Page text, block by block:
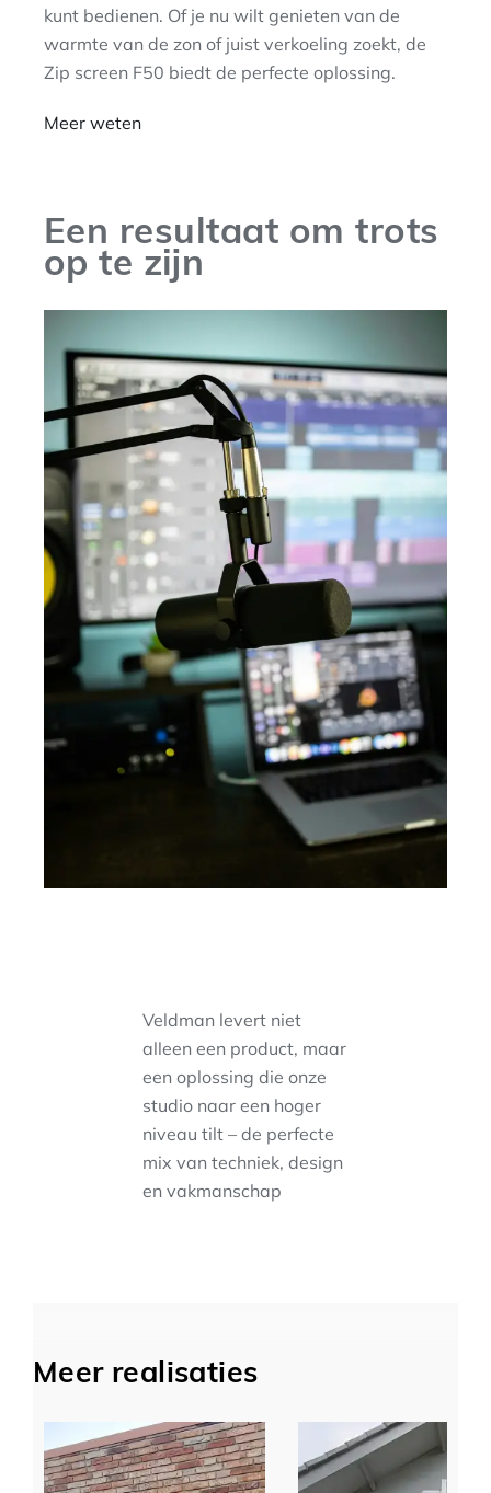
kunt bedienen. Of je nu wilt genieten van de
warmte van de zon of juist verkoeling zoekt, de
Zip screen F50 biedt de perfecte oplossing.
Meer weten
Een resultaat om trots
op te zijn
Veldman levert niet
alleen een product, maar
een oplossing die onze
studio naar een hoger
niveau tilt – de perfecte
mix van techniek, design
en vakmanschap
Meer realisaties